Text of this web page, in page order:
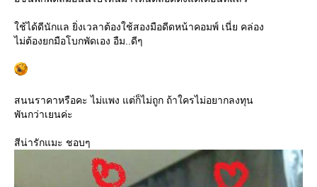
ช้ได้ดีนักแล ยิ่งเวลาต้องใช้สองมือดีดหน้าคอมพ์ เนี่ย คล่อง
ไม่ต้องยกมือโบกพัดเอง อืม..ดีๆ
สนนราคาหรือคะ ไม่แพง แต่ก็ไม่ถูก ถ้าใครไม่อยากลงทุน
พันกว่าเยนค่ะ
สีน่ารักแมะ ชอบๆ